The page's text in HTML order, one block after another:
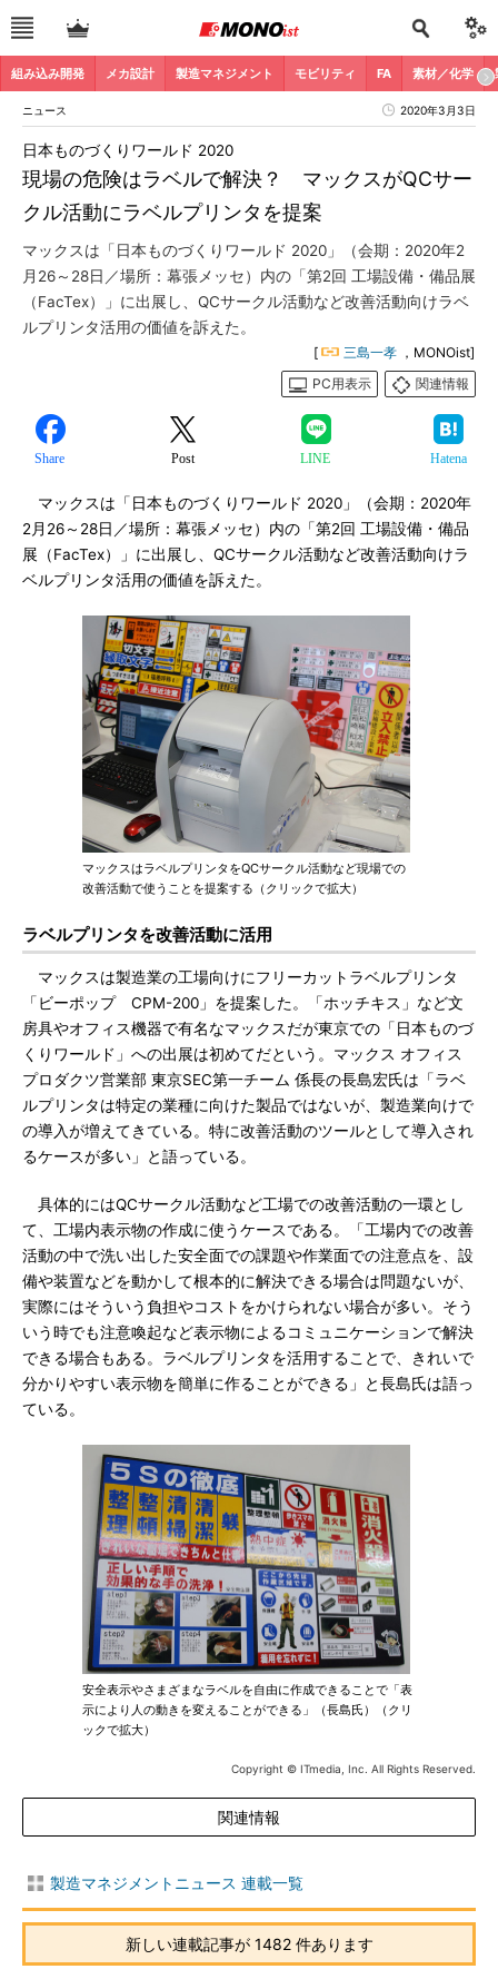
組み込み開発 メカ設計 製造マネジメント モビリティ FA 素材／化学
ニュース 2020年3月3日
現場の危険はラベルで解決？ マックスがQCサー
クル活動にラベルプリンタを提案
日本ものづくりワールド 2020
マックスは「日本ものづくりワールド 2020」（会期：2020年2
月26～28日／場所：幕張メッセ）内の「第2回 工場設備・備品展
（FacTex）」に出展し、QCサークル活動など改善活動向けラベ
ルプリンタ活用の価値を訴えた。
[ 三島一孝 ，MONOist]
PC用表示
関連情報
Share Post LINE Hatena
マックスは「日本ものづくりワールド 2020」（会期：2020年
2月26～28日／場所：幕張メッセ）内の「第2回 工場設備・備品
展（FacTex）」に出展し、QCサークル活動など改善活動向けラ
ベルプリンタ活用の価値を訴えた。
マックスはラベルプリンタをQCサークル活動など現場での
改善活動で使うことを提案する（クリックで拡大）
ラベルプリンタを改善活動に活用
マックスは製造業の工場向けにフリーカットラベルプリンタ
「ビーポップ CPM-200」を提案した。「ホッチキス」など文
房具やオフィス機器で有名なマックスだが東京での「日本ものづ
くりワールド」への出展は初めてだという。マックス オフィス
プロダクツ営業部 東京SEC第一チーム 係長の長島宏氏は「ラベ
ルプリンタは特定の業種に向けた製品ではないが、製造業向けで
の導入が増えてきている。特に改善活動のツールとして導入され
るケースが多い」と語っている。
具体的にはQCサークル活動など工場での改善活動の一環とし
て、工場内表示物の作成に使うケースである。「工場内での改善
活動の中で洗い出した安全面での課題や作業面での注意点を、設
備や装置などを動かして根本的に解決できる場合は問題ないが、
実際にはそういう負担やコストをかけられない場合が多い。そう
いう時でも注意喚起など表示物によるコミュニケーションで解決
できる場合もある。ラベルプリンタを活用することで、きれいで
分かりやすい表示物を簡単に作ることができる」と長島氏は語っ
ている。
安全表示やさまざまなラベルを自由に作成できることで「表
示により人の動きを変えることができる」（長島氏）（クリ
ックで拡大）
Copyright © ITmedia, Inc. All Rights Reserved.
関連情報
製造マネジメントニュース 連載一覧
新しい連載記事が 1482 件あります